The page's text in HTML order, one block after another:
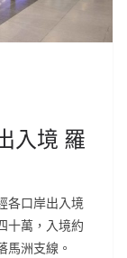
入境 羅
各口岸出入境
十萬，入境約
馬洲支線。